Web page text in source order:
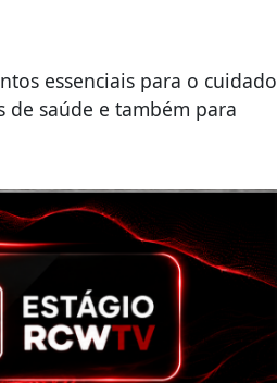
essenciais para o cuidado
de saúde e também para